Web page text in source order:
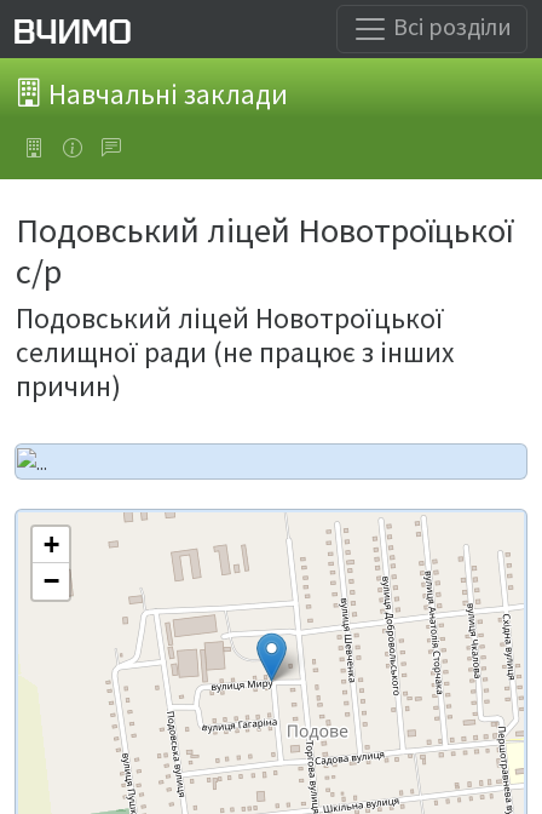
Всі розділи
Навчальні заклади
Подовський ліцей Новотроїцької
с/р
Подовський ліцей Новотроїцької
селищної ради (не працює з інших
причин)
+
−